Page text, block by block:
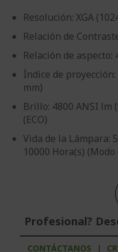
Resolución: XGA
Relación de
Relación de aspecto:
Índice de proyección:
mm)
Brillo: 4800 ANSI lm
(ECO)
Vida de la Lámpara:
10000 Hora(s)
Profesional?
CONTÁCTANOS |